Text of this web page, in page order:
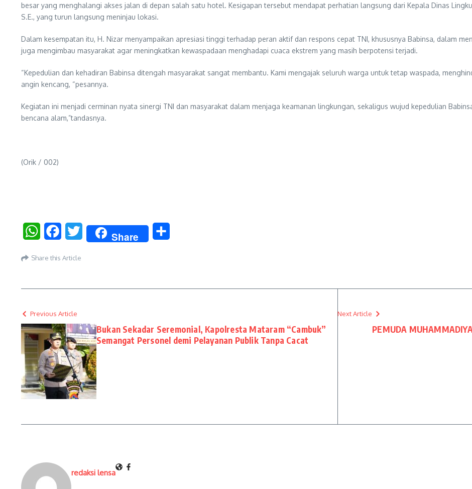
besar yang menghalangi akses jalan di depan salah satu hotel. Kesigapan tersebut mendapat perhatian langsung dari Kepala Dinas
S.E., yang turun langsung meninjau lokasi.
Dalam kesempatan itu, H. Nizar menyampaikan apresiasi tinggi terhadap peran aktif dan respons cepat TNI, khususnya Babinsa, dalam
juga mengimbau masyarakat agar meningkatkan kewaspadaan menghadapi cuaca ekstrem yang masih berpotensi terjadi.
“Kepedulian dan kehadiran Babinsa ditengah masyarakat sangat membantu. Kami mengajak seluruh warga untuk tetap waspada,
angin kencang, “pesannya.
Kegiatan ini menjadi cerminan nyata sinergi TNI dan masyarakat dalam menjaga keamanan lingkungan, sekaligus wujud kepedulian
bencana alam,”tandasnya.
(Orik / 002)
WhatsAppFacebookTwitter Share
Share this Article
Previous Article
Bukan Sekadar Seremonial, Kapolresta Mataram “Cambuk”
Semangat Personel demi Pelayanan Publik Tanpa Cacat
Next Article
PEMUDA
redaksi lensa